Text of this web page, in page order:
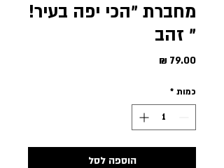
מחברת ״הכי יפה בעיר!
״ זהב
כמות *
הוספה לסל